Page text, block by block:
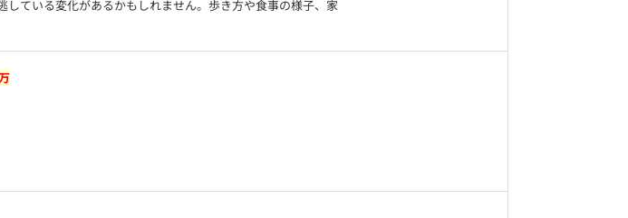
ている変化があるかもしれません。歩き方や食事の様子、家